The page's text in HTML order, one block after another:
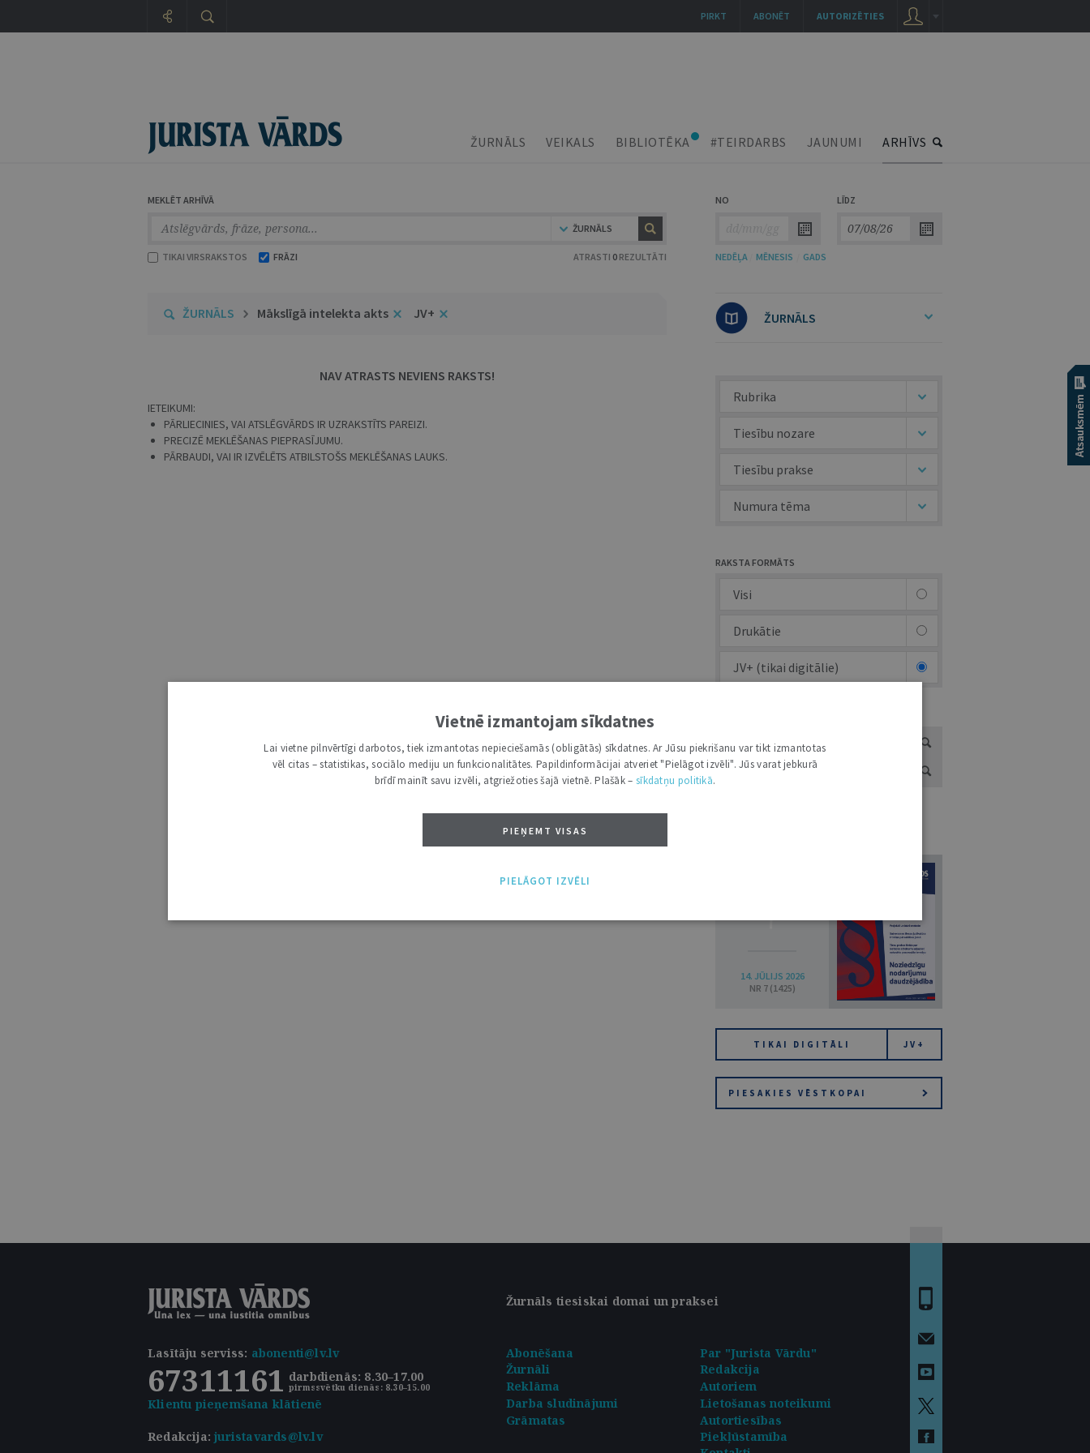
ŽURNĀLS VEIKALS BIBLIOTĒKA #TEIRDARBS JAUNUMI ARHĪVS
MEKLĒT ARHĪVĀ
ŽURNĀLS
TIKAI VIRSRAKSTOS FRĀZI ATRASTI 0 REZULTĀTI
NO LĪDZ
NEDĒĻA MĒNESIS GADS
ŽURNĀLS Mākslīgā intelekta akts JV+
NAV ATRASTS NEVIENS RAKSTS!
IETEIKUMI:
PĀRLIECINIES, VAI ATSLĒGVĀRDS IR UZRAKSTĪTS PAREIZI.
PRECIZĒ MEKLĒŠANAS PIEPRASĪJUMU.
PĀRBAUDI, VAI IR IZVĒLĒTS ATBILSTOŠS MEKLĒŠANAS LAUKS.
ŽURNĀLS
Rubrika
Tiesību nozare
Tiesību prakse
Numura tēma
RAKSTA FORMĀTS
Visi
Drukātie
JV+ (tikai digitālie)
7
14. JŪLIJS 2026
NR 7 (1425)
TIKAI DIGITĀLI JV+
PIESAKIES VĒSTKOPAI
Žurnāls tiesiskai domai un praksei
Lasītāju serviss: abonenti@lv.lv
67311161 darbdienās: 8.30–17.00
pirmssvētku dienās: 8.30–15.00
Klientu pieņemšana klātienē
Abonēšana
Par "Jurista Vārdu"
Žurnāli
Redakcija
Reklāma
Autoriem
Darba sludinājumi
Lietošanas noteikumi
Redakcija:juristavards@lv.lv
Grāmatas
Autortiesības
Piekļūstamība
AUTORIZĒTIES
ABONĒT
PIRKT
Vietnē izmantojam sīkdatnes
Lai vietne pilnvērtīgi darbotos, tiek izmantotas nepieciešamās (obligātās) sīkdatnes. Ar Jūsu piekrišanu var tikt izmantotas
vēl citas – statistikas, sociālo mediju un funkcionalitātes. Papildinformācijai atveriet "Pielāgot izvēli". Jūs varat jebkurā
brīdī mainīt savu izvēli, atgriežoties šajā vietnē. Plašāk – sīkdatņu politikā.
PIEŅEMT VISAS
PIELĀGOT IZVĒLI